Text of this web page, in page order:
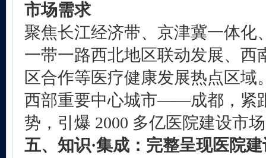
市场需求
聚焦长江经济带、京津冀一体化
一带一路西北地区联动发展、西
区合作等医疗健康发展热点区域
西部重要中心城市——成都，紧
势，引爆 2000 多亿医院建设市
五、知识·集成：完整呈现医院